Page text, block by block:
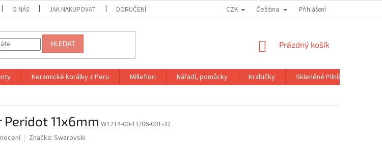
O NÁS JAK NAKUPOVAT DORUČENÍ OBCHODNÍ PODMÍNKY GDPR
CZK Čeština Přihlášení
HLEDAT
NÁKUPNÍ
Prázdný košík
Keramické korálky z Peru Millefiori Nářadí, pomůcky Krabičky Skleněné Pilníčky
11x6mm W1214-00-11/06-001-32
Značka: Swarovski